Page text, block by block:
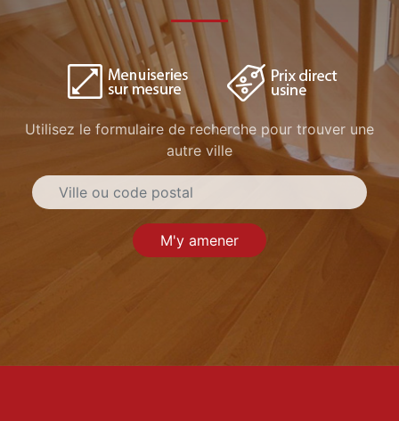
Utilisez le formulaire de recherche pour trouver une
autre ville
M'y amener